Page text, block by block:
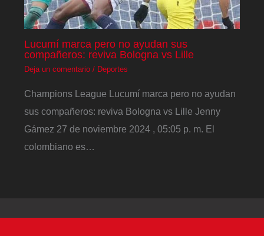
Lucumí marca pero no ayudan sus
compañeros: reviva Bologna vs Lille
Deja un comentario / Deportes
Champions League Lucumí marca pero no ayudan
sus compañeros: reviva Bologna vs Lille Jenny
Gámez 27 de noviembre 2024 , 05:05 p. m. El
colombiano es…